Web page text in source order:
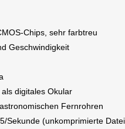
Chips, sehr farbtreu
Geschwindigkeit
digitales Okular
Fernrohren
Sekunde (unkomprimierte